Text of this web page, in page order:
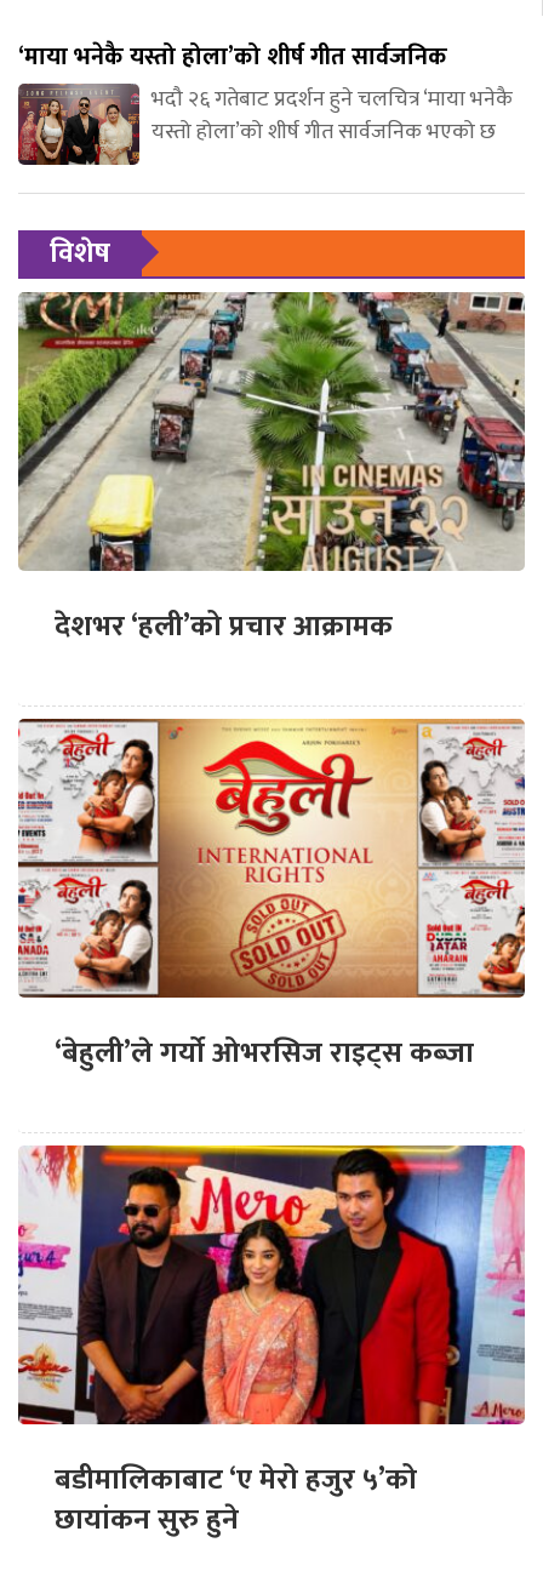
‘माया भनेकै यस्तो होला’को शीर्ष गीत सार्वजनिक
भदौ २६ गतेबाट प्रदर्शन हुने चलचित्र ‘माया भनेकै
यस्तो होला’को शीर्ष गीत सार्वजनिक भएको छ
विशेष
देशभर ‘हली’को प्रचार आक्रामक
‘बेहुली’ले गर्यो ओभरसिज राइट्स कब्जा
बडीमालिकाबाट ‘ए मेरो हजुर ५’को
छायांकन सुरु हुने